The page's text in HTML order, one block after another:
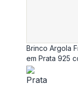
Brinco Argola
em Prata 925
18K